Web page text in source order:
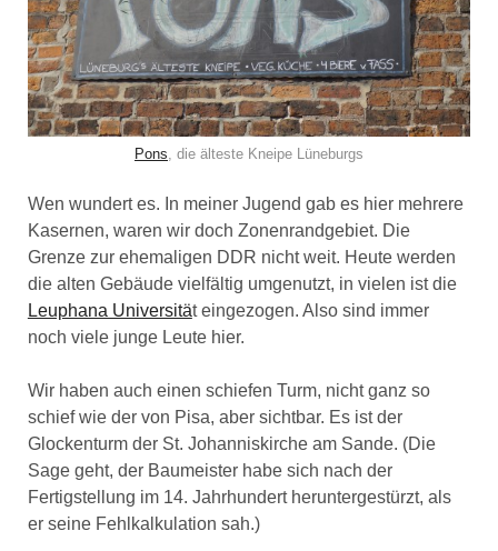
Pons , die älteste Kneipe Lüneburgs
Wen wundert es. In meiner Jugend gab es hier mehrere
Kasernen, waren wir doch Zonenrandgebiet. Die
Grenze zur ehemaligen DDR nicht weit. Heute werden
die alten Gebäude vielfältig umgenutzt, in vielen ist die
Leuphana Universität eingezogen. Also sind immer
noch viele junge Leute hier.
Wir haben auch einen schiefen Turm, nicht ganz so
schief wie der von Pisa, aber sichtbar. Es ist der
Glockenturm der St. Johanniskirche am Sande. (Die
Sage geht, der Baumeister habe sich nach der
Fertigstellung im 14. Jahrhundert heruntergestürzt, als
er seine Fehlkalkulation sah.)